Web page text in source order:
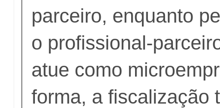
parceiro, enquanto
o profissional-
atue como
forma, a fiscalização